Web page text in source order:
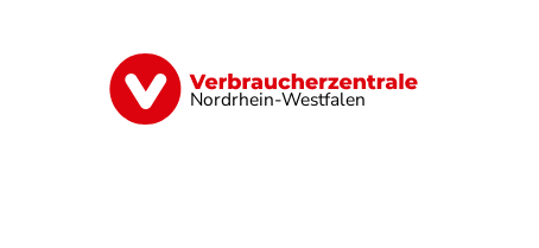
Nordrhein-Westfalen
Finanzen Digitales Lebensmittel